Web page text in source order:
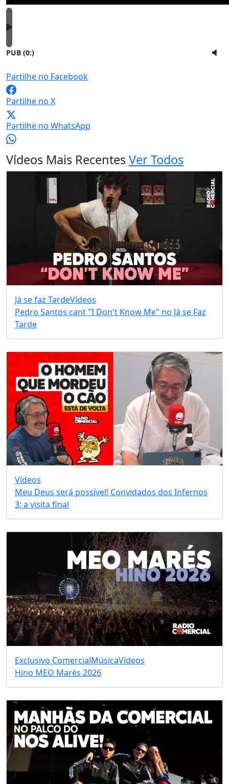
PUB (0:)
Partilhe no Facebook
Partilhe no X
Partilhe no WhatsApp
Vídeos Mais RecentesVer Todos
Já se faz TardeVídeos
Pedro Santos cant "I Don't Know Me" no Já se Faz
Tarde
Vídeos
Meu Deus será possível! Convidados dos Infernos
3: a visita final
Exclusivo ComercialMúsicaVídeos
Hino MEO Marés 2026